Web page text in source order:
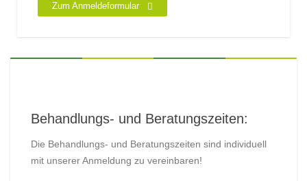
Zum Anmeldeformular
Behandlungs- und Beratungszeiten:
Die Behandlungs- und Beratungszeiten sind individuell
mit unserer Anmeldung zu vereinbaren!